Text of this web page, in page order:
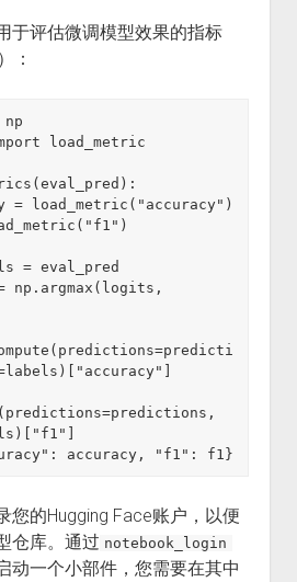
于评估微调模型效果的指标
：
load_metric
accuracy, "f1": f1}
您的Hugging Face账户，以便
仓库。通过 notebook_login
动一个小部件，您需要在其中